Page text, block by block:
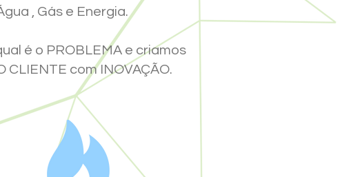
, Gás e Energia.
é o PROBLEMA e criamos
CLIENTE com INOVAÇÃO.